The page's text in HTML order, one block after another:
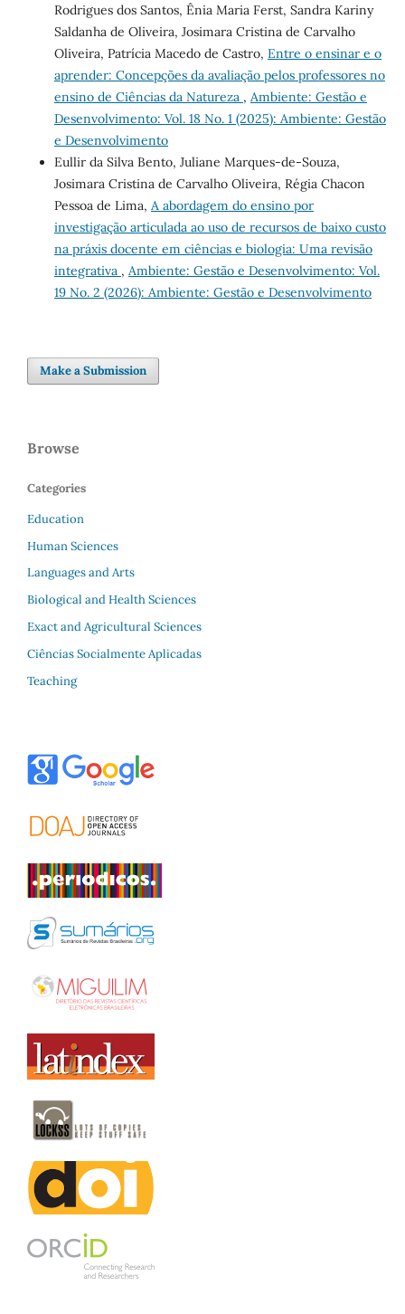
Rodrigues dos Santos, Ênia Maria Ferst, Sandra Kariny
Saldanha de Oliveira, Josimara Cristina de Carvalho
Oliveira, Patrícia Macedo de Castro, Entre o ensinar e o
aprender: Concepções da avaliação pelos professores no
ensino de Ciências da Natureza , Ambiente: Gestão e
Desenvolvimento: Vol. 18 No. 1 (2025): Ambiente: Gestão
e Desenvolvimento
Eullir da Silva Bento, Juliane Marques-de-Souza,
Josimara Cristina de Carvalho Oliveira, Régia Chacon
Pessoa de Lima, A abordagem do ensino por
investigação articulada ao uso de recursos de baixo custo
na práxis docente em ciências e biologia: Uma revisão
integrativa , Ambiente: Gestão e Desenvolvimento: Vol.
19 No. 2 (2026): Ambiente: Gestão e Desenvolvimento
Make a Submission
Browse
Categories
Education
Human Sciences
Languages and Arts
Biological and Health Sciences
Exact and Agricultural Sciences
Ciências Socialmente Aplicadas
Teaching